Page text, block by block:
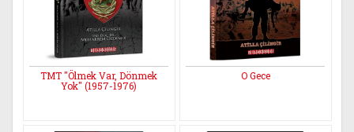
TMT "Ölmek Var, Dönmek
Yok" (1957-1976)
O Gece